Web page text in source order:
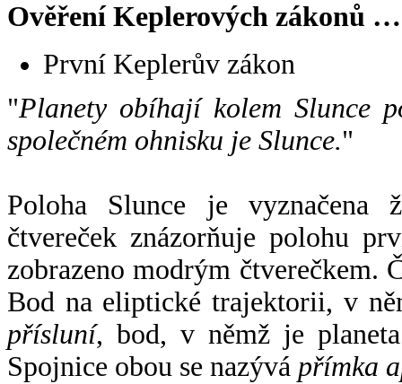
Ověření Keplerových zákonů …
První Keplerův zákon
"Planety obíhají kolem Slunce
společném ohnisku je Slunce."
Poloha Slunce je vyznačena
čtvereček znázorňuje polohu
zobrazeno modrým čtverečkem.
Bod na eliptické trajektorii, v
přísluní, bod, v němž je
Spojnice obou se nazývá přímka